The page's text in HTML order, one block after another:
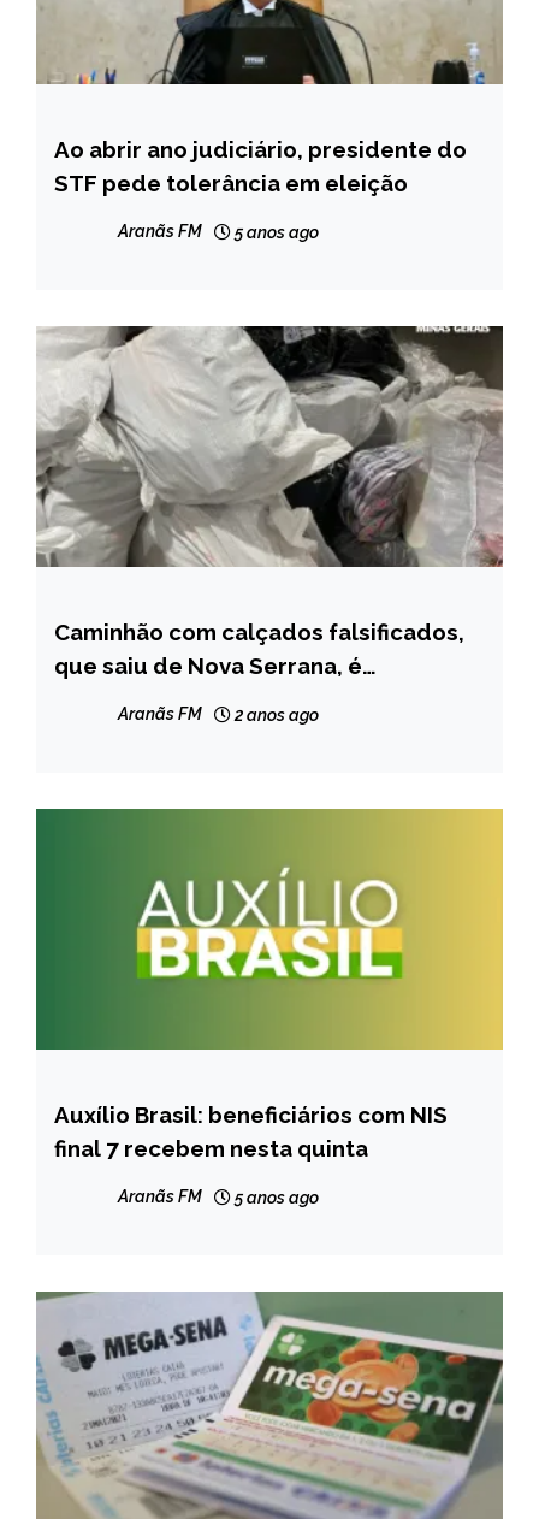
BRASIL
NOTÍCIAS
Ao abrir ano judiciário, presidente do
STF pede tolerância em eleição
Aranãs FM 5 anos ago
MINAS
GERAIS
NOTÍCIAS
Caminhão com calçados falsificados,
que saiu de Nova Serrana, é
Aranãs FM 2 anos ago
BRASIL
NOTÍCIAS
Auxílio Brasil: beneficiários com NIS
final 7 recebem nesta quinta
Aranãs FM 5 anos ago